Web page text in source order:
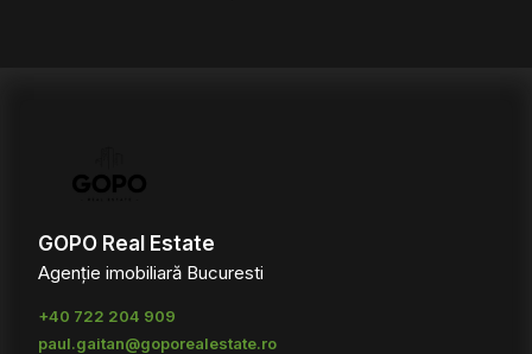
GOPO Real Estate
Agenție imobiliară Bucuresti
+40 722 204 909
paul.gaitan@goporealestate.ro